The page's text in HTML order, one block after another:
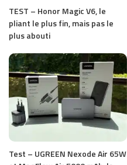
TEST – Honor Magic V6, le
pliant le plus fin, mais pas le
plus abouti
Test – UGREEN Nexode Air 65W